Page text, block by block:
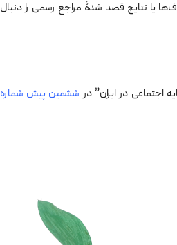
يا نتايج قصد شدۀ مراجع رسمی را دنبال
در ایران” در ششمین پیش شماره